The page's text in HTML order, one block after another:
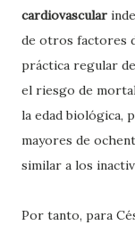
cardiovascular
de otros factores
práctica regular
el riesgo de
la edad biológica,
mayores de
similar a los
Por tanto, para